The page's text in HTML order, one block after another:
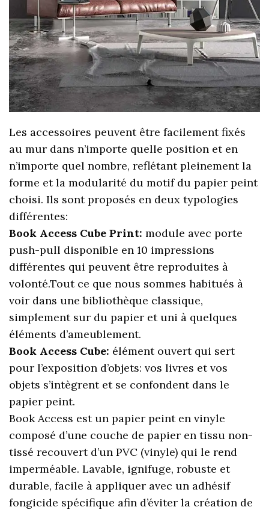
Les accessoires peuvent être facilement fixés
au mur dans n’importe quelle position et en
n’importe quel nombre, reflétant pleinement la
forme et la modularité du motif du papier peint
choisi. Ils sont proposés en deux typologies
différentes:
Book Access Cube Print: module avec porte
push-pull disponible en 10 impressions
différentes qui peuvent être reproduites à
volonté.Tout ce que nous sommes habitués à
voir dans une bibliothèque classique,
simplement sur du papier et uni à quelques
éléments d’ameublement.
Book Access Cube: élément ouvert qui sert
pour l’exposition d’objets: vos livres et vos
objets s’intègrent et se confondent dans le
papier peint.
Book Access est un papier peint en vinyle
composé d’une couche de papier en tissu non-
tissé recouvert d’un PVC (vinyle) qui le rend
imperméable. Lavable, ignifuge, robuste et
durable, facile à appliquer avec un adhésif
fongicide spécifique afin d’éviter la création de